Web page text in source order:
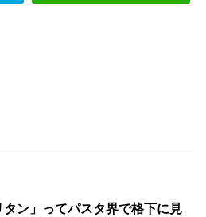
タン」ってパスタ界で格下に見